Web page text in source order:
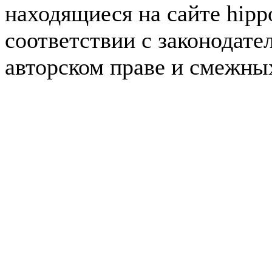
находящиеся на сайте
соответствии с
авторском праве и